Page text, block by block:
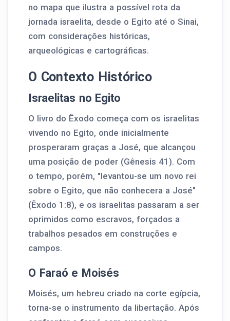
no mapa que ilustra a possível rota da
jornada israelita, desde o Egito até o Sinai,
com considerações históricas,
arqueológicas e cartográficas.
O Contexto Histórico
Israelitas no Egito
O livro do Êxodo começa com os israelitas
vivendo no Egito, onde inicialmente
prosperaram graças a José, que alcançou
uma posição de poder (Gênesis 41). Com
o tempo, porém, "levantou-se um novo rei
sobre o Egito, que não conhecera a José"
(Êxodo 1:8), e os israelitas passaram a ser
oprimidos como escravos, forçados a
trabalhos pesados em construções e
campos.
O Faraó e Moisés
Moisés, um hebreu criado na corte egípcia,
torna-se o instrumento da libertação. Após